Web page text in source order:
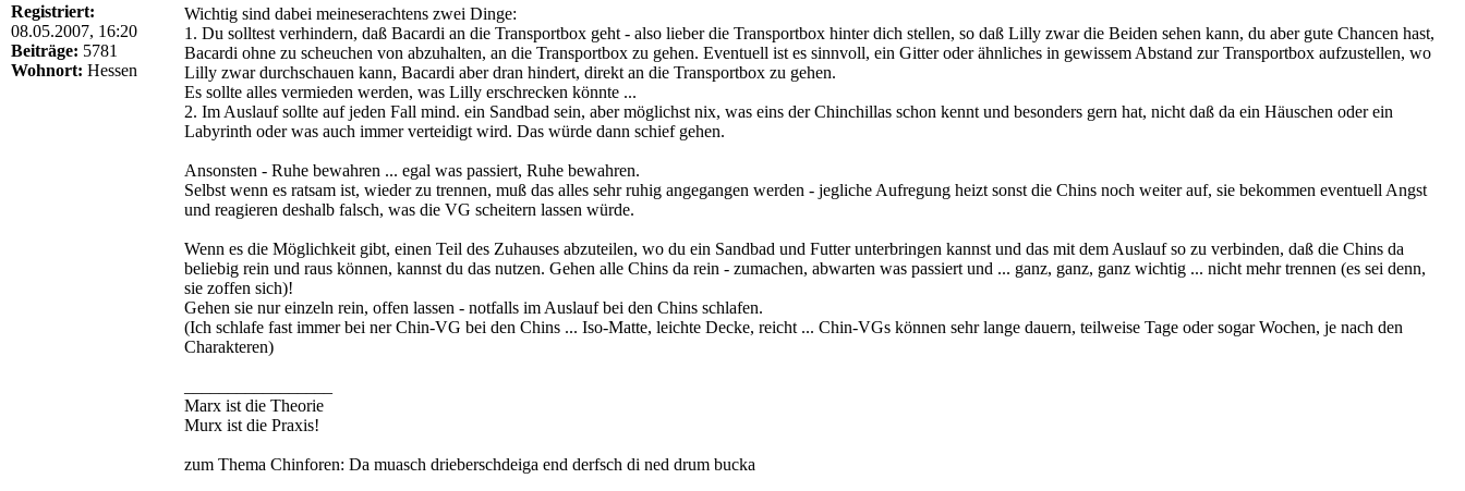
Registriert:
08.05.2007, 16:20
Beiträge: 5781
Wohnort: Hessen
Wichtig sind dabei meineserachtens zwei Dinge:
1. Du solltest verhindern, daß Bacardi an die Transportbox geht - also lieber die Transportbox hinter dich stellen, so daß Lilly zwar die Beiden sehen kann, du aber gute Chancen hast,
Bacardi ohne zu scheuchen von abzuhalten, an die Transportbox zu gehen. Eventuell ist es sinnvoll, ein Gitter oder ähnliches in gewissem Abstand zur Transportbox aufzustellen, wo
Lilly zwar durchschauen kann, Bacardi aber dran hindert, direkt an die Transportbox zu gehen.
Es sollte alles vermieden werden, was Lilly erschrecken könnte ...
2. Im Auslauf sollte auf jeden Fall mind. ein Sandbad sein, aber möglichst nix, was eins der Chinchillas schon kennt und besonders gern hat, nicht daß da ein Häuschen oder ein
Labyrinth oder was auch immer verteidigt wird. Das würde dann schief gehen.
Ansonsten - Ruhe bewahren ... egal was passiert, Ruhe bewahren.
Selbst wenn es ratsam ist, wieder zu trennen, muß das alles sehr ruhig angegangen werden - jegliche Aufregung heizt sonst die Chins noch weiter auf, sie bekommen eventuell Angst
und reagieren deshalb falsch, was die VG scheitern lassen würde.
Wenn es die Möglichkeit gibt, einen Teil des Zuhauses abzuteilen, wo du ein Sandbad und Futter unterbringen kannst und das mit dem Auslauf so zu verbinden, daß die Chins da
beliebig rein und raus können, kannst du das nutzen. Gehen alle Chins da rein - zumachen, abwarten was passiert und ... ganz, ganz, ganz wichtig ... nicht mehr trennen (es sei denn,
sie zoffen sich)!
Gehen sie nur einzeln rein, offen lassen - notfalls im Auslauf bei den Chins schlafen.
(Ich schlafe fast immer bei ner Chin-VG bei den Chins ... Iso-Matte, leichte Decke, reicht ... Chin-VGs können sehr lange dauern, teilweise Tage oder sogar Wochen, je nach den
Charakteren)
Marx ist die Theorie
Murx ist die Praxis!
zum Thema Chinforen: Da muasch drieberschdeiga end derfsch di ned drum bucka